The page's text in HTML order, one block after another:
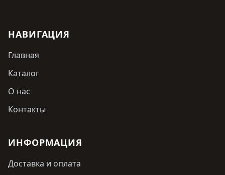
НАВИГАЦИЯ
Главная
Каталог
О нас
Контакты
ИНФОРМАЦИЯ
Доставка и оплата